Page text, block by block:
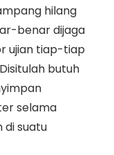
hilang
benar dijaga
ujian tiap-tiap
butuh
selama
di suatu